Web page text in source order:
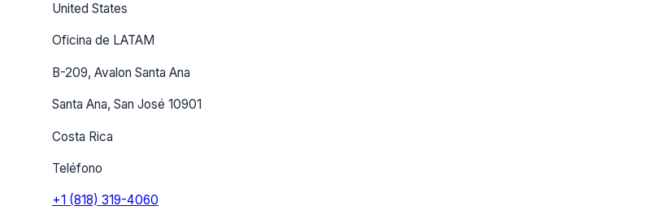
United States
Oficina de LATAM
B-209, Avalon Santa Ana
Santa Ana, San José 10901
Costa Rica
Teléfono
+1 (818) 319-4060